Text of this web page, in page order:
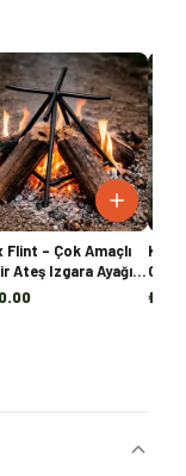
Flint – Çok Amaçlı
Ateş Izgara Ayağı |
Ocak ve Şömine
₺